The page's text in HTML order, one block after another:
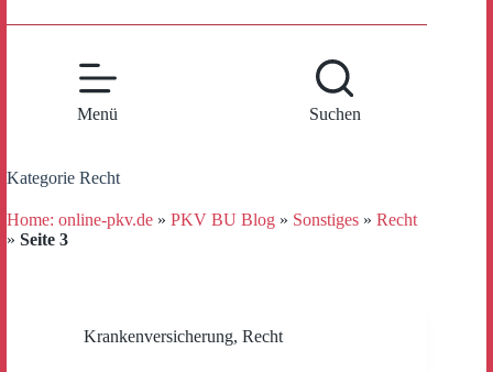
Menü Suchen
Kategorie Recht
Home: online-pkv.de » PKV BU Blog » Sonstiges » Recht
» Seite 3
Krankenversicherung, Recht